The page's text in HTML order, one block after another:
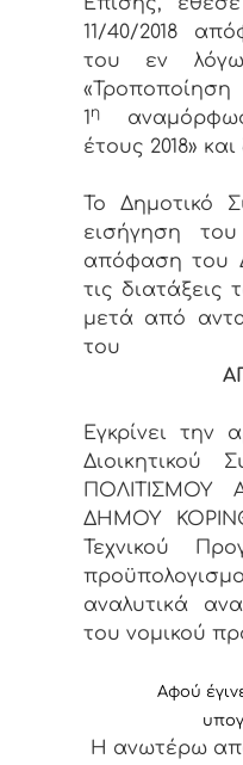
11/40/2018
του εν
1 η
έτους 2018»
Το Δημοτικό
εισήγηση
απόφαση του
τις διατάξεις
μετά από
του
Εγκρίνει την
Διοικητικού
ΠΟΛΙΤΙΣΜΟΥ
ΔΗΜΟΥ
Τεχνικού
αναλυτικά
του νομικού
Αφού
Η ανωτέρω